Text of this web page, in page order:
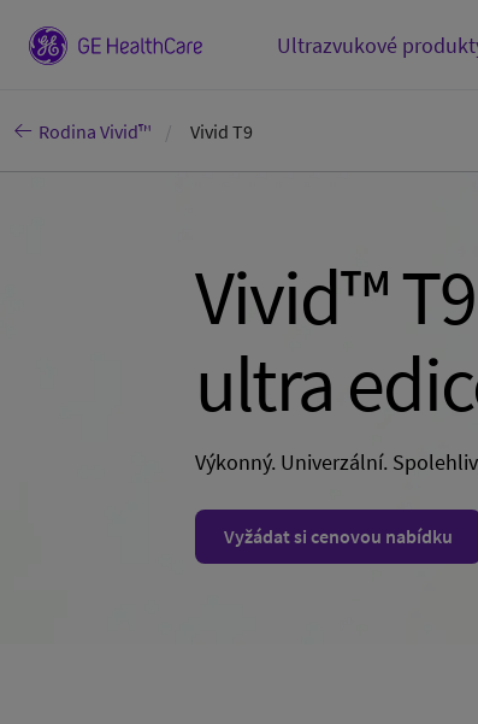
Ultrazvukové
Rodina Vivid™ Vivid T9
Vivid™
ultra
Výkonný. Univerzální.
Vyžádat si cenovou nabídku